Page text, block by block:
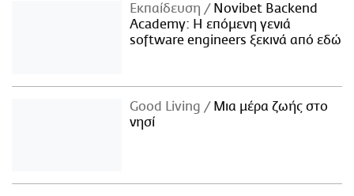
Εκπαίδευση
Novibet Backend
Academy: Η επόμενη γενιά
software engineers ξεκινά από εδώ
Good Living
Μια μέρα ζωής στο
νησί